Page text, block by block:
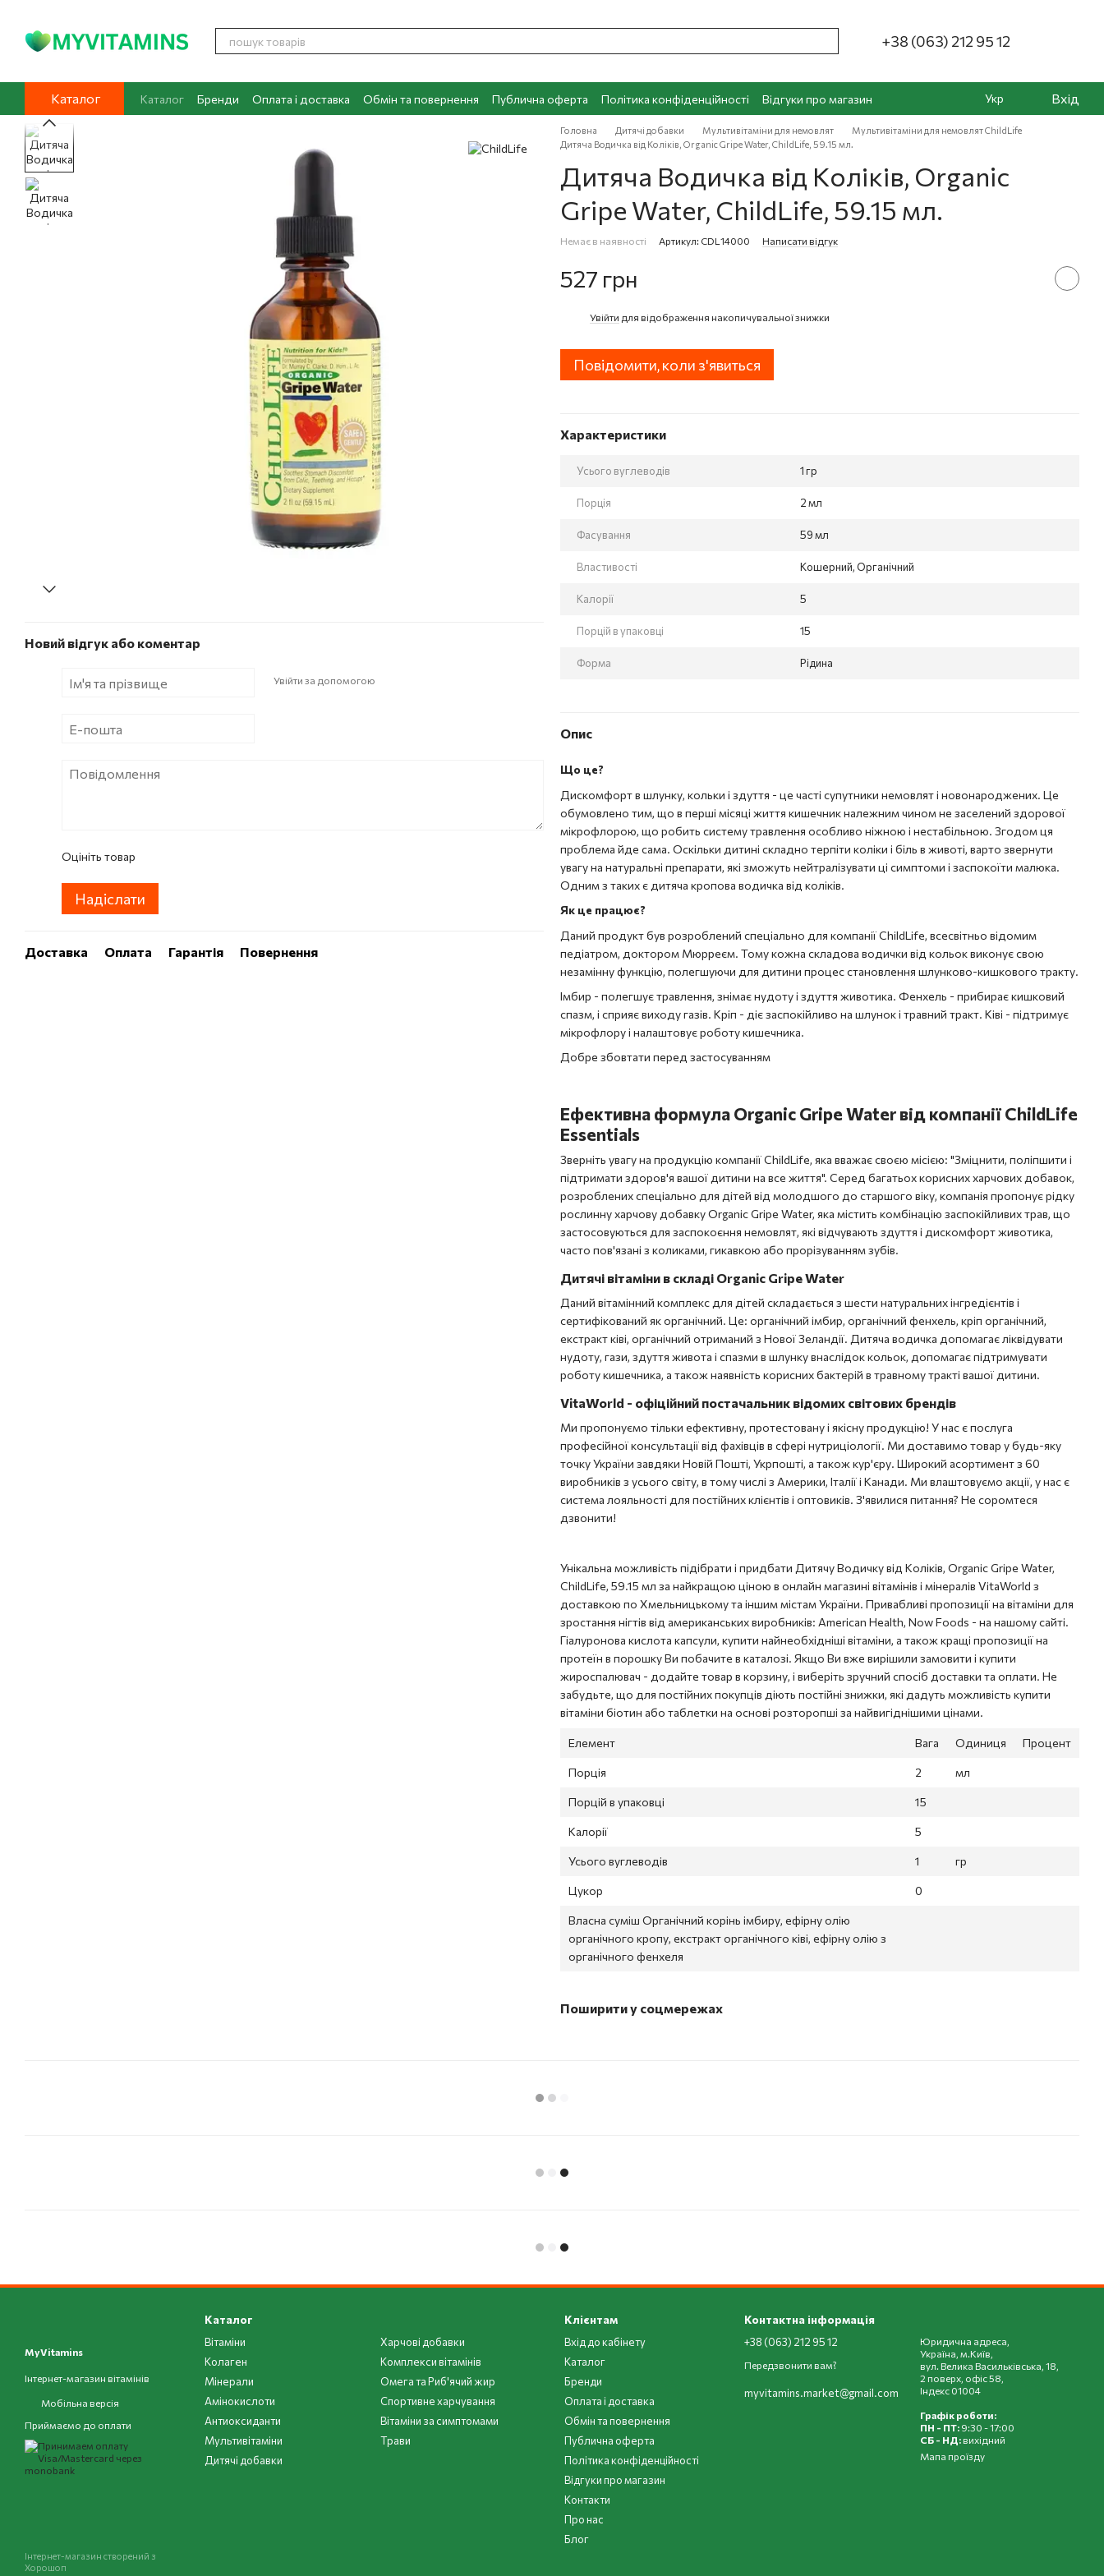
+38 (063) 212 95 12
Каталог Каталог Бренди Оплата і доставка Обмін та повернення Публична оферта Політика конфіденційності
Відгуки про магазин
Контакти
Про нас Блог
Укр Вхід
Новий відгук або коментар
Увійти за допомогою
Оцініть товар
Надіслати
Доставка Оплата Гарантія Повернення
Головна Дитячі добавки Мультивітаміни для немовлят
Мультивітаміни для немовлят ChildLife
Дитяча Водичка від Коліків, Organic Gripe Water, ChildLife, 59.15 мл.
Дитяча Водичка від Коліків, Organic
Gripe Water, ChildLife, 59.15 мл.
Немає в наявності Артикул: CDL14000 Написати відгук
527 грн
Увійти для відображення накопичувальної знижки
Повідомити, коли з'явиться
Характеристики
Усього вуглеводів 1 гр
Порція 2 мл
Фасування 59 мл
Властивості Кошерний, Органічний
Калорії 5
Порцій в упаковці 15
Форма Рідина
Опис
Що це?
Дискомфорт в шлунку, кольки і здуття - це часті супутники немовлят і новонароджених. Це
обумовлено тим, що в перші місяці життя кишечник належним чином не заселений здорової
мікрофлорою, що робить систему травлення особливо ніжною і нестабільною. Згодом ця
проблема йде сама. Оскільки дитині складно терпіти коліки і біль в животі, варто звернути
увагу на натуральні препарати, які зможуть нейтралізувати ці симптоми і заспокоїти малюка.
Одним з таких є дитяча кропова водичка від коліків.
Як це працює?
Даний продукт був розроблений спеціально для компанії ChildLife, всесвітньо відомим
педіатром, доктором Мюрреєм. Тому кожна складова водички від кольок виконує свою
незамінну функцію, полегшуючи для дитини процес становлення шлунково-кишкового тракту.
Імбир - полегшує травлення, знімає нудоту і здуття животика. Фенхель - прибирає кишковий
спазм, і сприяє виходу газів. Кріп - діє заспокійливо на шлунок і травний тракт. Ківі - підтримує
мікрофлору і налаштовує роботу кишечника.
Добре збовтати перед застосуванням
Ефективна формула Organic Gripe Water від компанії ChildLife
Essentials
Зверніть увагу на продукцію компанії ChildLife, яка вважає своєю місією: "Зміцнити, поліпшити і
підтримати здоров'я вашої дитини на все життя". Серед багатьох корисних харчових добавок,
розроблених спеціально для дітей від молодшого до старшого віку, компанія пропонує рідку
рослинну харчову добавку Organic Gripe Water, яка містить комбінацію заспокійливих трав, що
застосовуються для заспокоєння немовлят, які відчувають здуття і дискомфорт животика,
часто пов'язані з коликами, гикавкою або прорізуванням зубів.
Дитячі вітаміни в складі Organic Gripe Water
Даний вітамінний комплекс для дітей складається з шести натуральних інгредієнтів і
сертифікований як органічний. Це: органічний імбир, органічний фенхель, кріп органічний,
екстракт ківі, органічний отриманий з Нової Зеландії. Дитяча водичка допомагає ліквідувати
нудоту, гази, здуття живота і спазми в шлунку внаслідок кольок, допомагає підтримувати
роботу кишечника, а також наявність корисних бактерій в травному тракті вашої дитини.
VitaWorld - офіційний постачальник відомих світових брендів
Ми пропонуємо тільки ефективну, протестовану і якісну продукцію! У нас є послуга
професійної консультації від фахівців в сфері нутриціології. Ми доставимо товар у будь-яку
точку України завдяки Новій Пошті, Укрпошті, а також кур'єру. Широкий асортимент з 60
виробників з усього світу, в тому числі з Америки, Італії і Канади. Ми влаштовуємо акції, у нас є
система лояльності для постійних клієнтів і оптовиків. З'явилися питання? Не соромтеся
дзвонити!
Унікальна можливість підібрати і придбати Дитячу Водичку від Коліків, Organic Gripe Water,
ChildLife, 59.15 мл за найкращою ціною в онлайн магазині вітамінів і мінералів VitaWorld з
доставкою по Хмельницькому та іншим містам України. Привабливі пропозиції на вітаміни для
зростання нігтів від американських виробників: American Health, Now Foods - на нашому сайті.
Гіалуронова кислота капсули, купити найнеобхідніші вітаміни, а також кращі пропозиції на
протеїн в порошку Ви побачите в каталозі. Якщо Ви вже вирішили замовити і купити
жироспалювач - додайте товар в корзину, і виберіть зручний спосіб доставки та оплати. Не
забудьте, що для постійних покупців діють постійні знижки, які дадуть можливість купити
вітаміни біотин або таблетки на основі розторопші за найвигіднішими цінами.
Елемент Вага Одиниця Процент
Порція 2 мл
Порцій в упаковці 15
Калорії 5
Усього вуглеводів 1 гр
Цукор 0
Власна суміш Органічний корінь імбиру, ефірну олію
органічного кропу, екстракт органічного ківі, ефірну олію з
органічного фенхеля
Поширити у соцмережах
MyVitamins
Інтернет-магазин вітамінів
Мобільна версія
Приймаємо до оплати
Інтернет-магазин створений з
Хорошоп
Каталог
Вітаміни
Колаген
Мінерали
Амінокислоти
Антиоксиданти
Мультивітаміни
Дитячі добавки
Харчові добавки
Комплекси вітамінів
Омега та Риб'ячий жир
Спортивне харчування
Вітаміни за симптомами
Трави
Клієнтам
Вхід до кабінету
Каталог
Бренди
Оплата і доставка
Обмін та повернення
Публична оферта
Політика конфіденційності
Відгуки про магазин
Контакти
Про нас
Блог
Контактна інформація
+38 (063) 212 95 12
Передзвонити вам?
myvitamins.market@gmail.com
Юридична адреса,
Україна, м.Київ,
вул. Велика Васильківська, 18,
2 поверх, офіс 58,
Індекс 01004
Графік роботи:
ПН - ПТ: 9:30 - 17:00
СБ - НД: вихідний
Мапа проїзду